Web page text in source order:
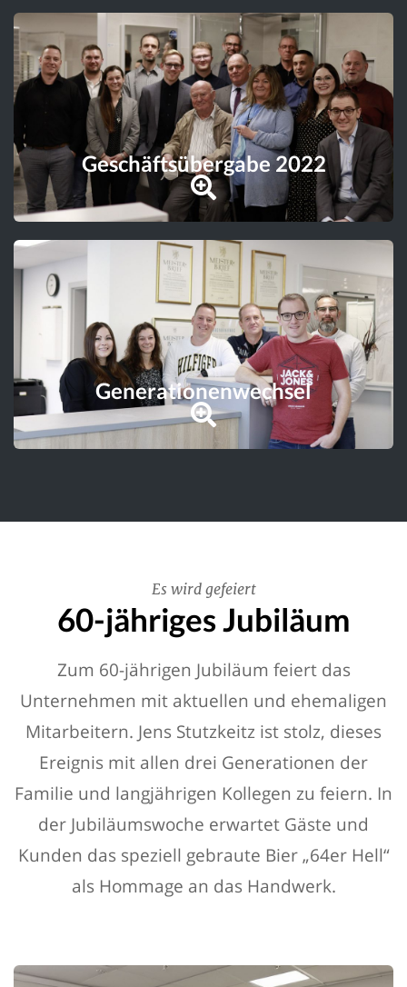
Geschäftsübergabe 2022
Generationenwechsel
Es wird gefeiert
60-jähriges Jubiläum
Zum 60-jährigen Jubiläum feiert das
Unternehmen mit aktuellen und ehemaligen
Mitarbeitern. Jens Stutzkeitz ist stolz, dieses
Ereignis mit allen drei Generationen der
Familie und langjährigen Kollegen zu feiern. In
der Jubiläumswoche erwartet Gäste und
Kunden das speziell gebraute Bier „64er Hell“
als Hommage an das Handwerk.